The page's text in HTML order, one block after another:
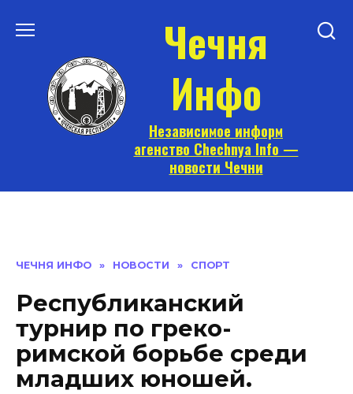
Чечня
Инфо
Независимое информ
агенство Chechnya Info —
новости Чечни
ЧЕЧНЯ ИНФО » НОВОСТИ » СПОРТ
Республиканский
турнир по греко-
римской борьбе среди
младших юношей.